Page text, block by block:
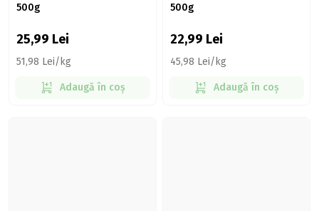
500g
25,99 Lei
51,98 Lei/kg
Adaugă în coș
500g
22,99 Lei
45,98 Lei/kg
Adaugă în coș